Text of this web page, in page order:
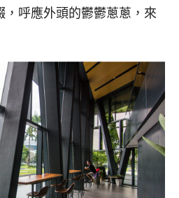
，呼應外頭的鬱鬱蔥蔥，來